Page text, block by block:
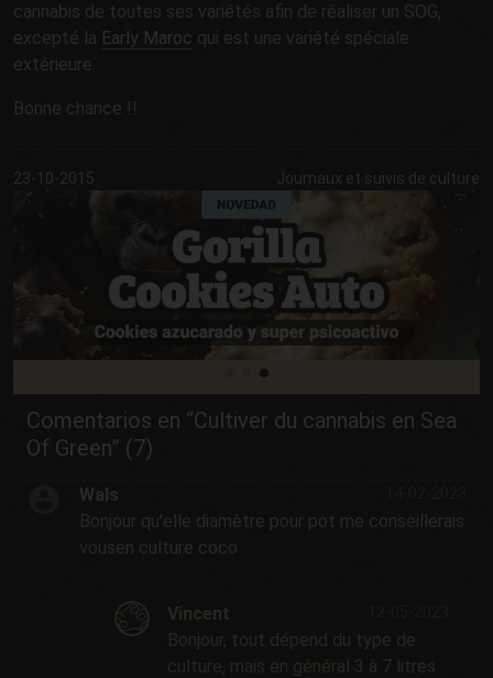
cannabis de toutes ses variétés afin de réaliser un SOG,
excepté la Early Maroc qui est une variété spéciale
extérieure.
Bonne chance !!
23-10-2015 Journaux et suivis de culture
Comentarios en “Cultiver du cannabis en Sea
Of Green” (7)
Wals
Bonjour qu'elle diamètre pour pot me conseillerais
vousen culture coco
Vincent
Bonjour, tout dépend du type de
culture, mais en général 3 à 7 litres